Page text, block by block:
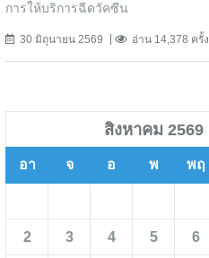
การให้บริการฉีดวัคซีน
30 มิถุนายน 2569 อ่าน 14,378 ครั้ง
สิงหาคม 2569
อา จ อ พ พฤ
2 3 4 5 6